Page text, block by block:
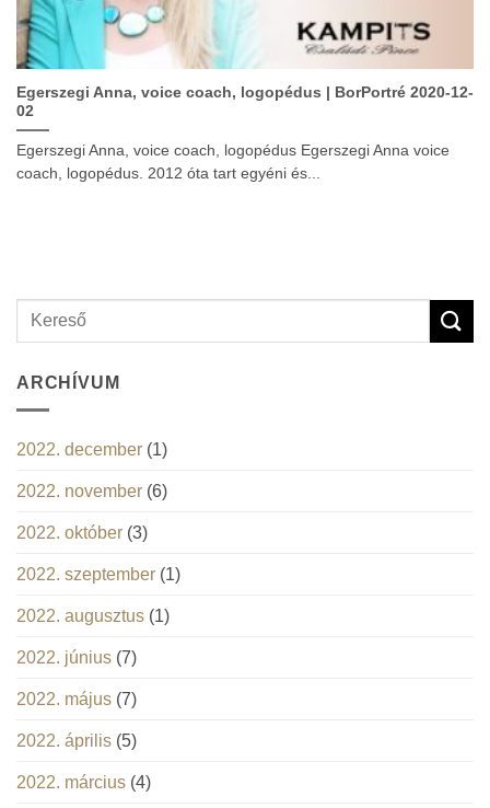
Egerszegi Anna, voice coach, logopédus | BorPortré 2020-12-
02
Egerszegi Anna, voice coach, logopédus Egerszegi Anna voice
coach, logopédus. 2012 óta tart egyéni és...
ARCHÍVUM
2022. december (1)
2022. november (6)
2022. október (3)
2022. szeptember (1)
2022. augusztus (1)
2022. június (7)
2022. május (7)
2022. április (5)
2022. március (4)